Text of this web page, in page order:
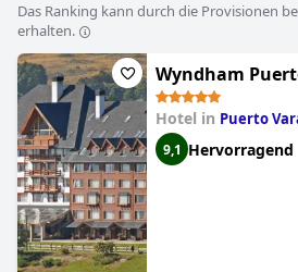
Das Ranking kann durch die Provisionen
erhalten.
Wyndham
Hotel in Puerto
9,1 Hervorragend